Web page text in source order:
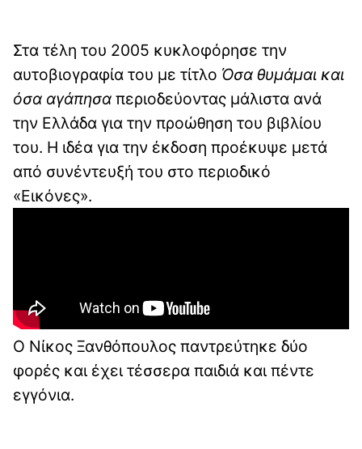
Στα τέλη του 2005 κυκλοφόρησε την
αυτοβιογραφία του με τίτλο Όσα θυμάμαι και
όσα αγάπησα περιοδεύοντας μάλιστα ανά
την Ελλάδα για την προώθηση του βιβλίου
του. Η ιδέα για την έκδοση προέκυψε μετά
από συνέντευξή του στο περιοδικό
«Εικόνες».
Ο Νίκος Ξανθόπουλος παντρεύτηκε δύο
φορές και έχει τέσσερα παιδιά και πέντε
εγγόνια.